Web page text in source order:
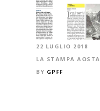
22 LUGLIO 2018
LA STAMPA AOSTA
BY GPFF